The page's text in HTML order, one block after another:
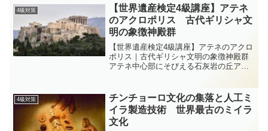
国の都市計画・石組技術・アンデスの自
然景観が一体...
4級対策
【世界遺産検定4級講座】アテネ
のアクロポリス 古代ギリシャ文
明の象徴神殿群
【世界遺産検定4級講座】アテネのアクロ
ポリス｜古代ギリシャ文明の象徴神殿群
アテネ中心部にそびえる石灰岩の丘アク
ノン神殿・プロピュライア（前門）・エ
レクテイオン・アテナ・...
4級対策
チンチョーロ文化の集落と人工ミ
イラ製造技術 世界最古のミイラ
文化